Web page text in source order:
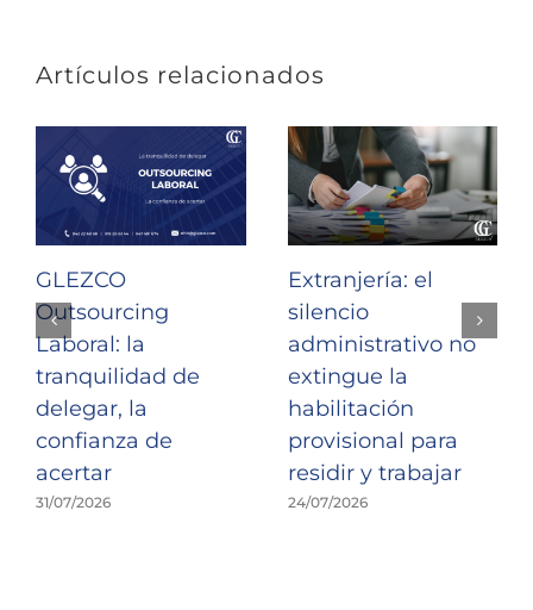
Artículos relacionados
GLEZCO
Outsourcing
Laboral: la
tranquilidad de
delegar, la
confianza de
acertar
31/07/2026
Extranjería: el
silencio
administrativo no
extingue la
habilitación
provisional para
residir y trabajar
24/07/2026